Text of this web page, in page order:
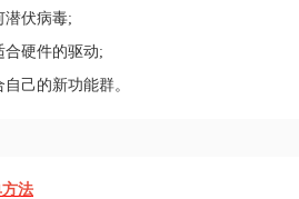
潜伏病毒;
合硬件的驱动;
己的新功能群。
法